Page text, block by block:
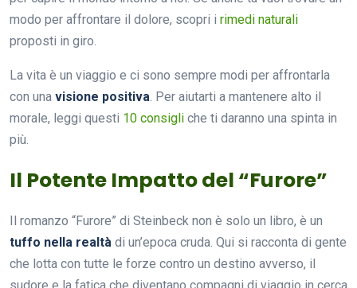
modo per affrontare il dolore, scopri i rimedi naturali
proposti in giro.
La vita è un viaggio e ci sono sempre modi per affrontarla
con una visione positiva . Per aiutarti a mantenere alto il
morale, leggi questi 10 consigli che ti daranno una spinta in
più.
Il Potente Impatto del “Furore”
Il romanzo “Furore” di Steinbeck non è solo un libro, è un
tuffo nella realtà di un’epoca cruda. Qui si racconta di gente
che lotta con tutte le forze contro un destino avverso, il
sudore e la fatica che diventano compagni di viaggio in cerca